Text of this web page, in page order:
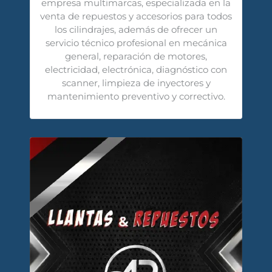
empresa multimarcas, especializada en la
venta de repuestos y accesorios para todos
los cilindrajes, además de ofrecer un
servicio técnico profesional en mecánica
general, reparación de motores,
electricidad, electrónica, diagnóstico con
scanner, limpieza de inyectores y
mantenimiento preventivo y correctivo.